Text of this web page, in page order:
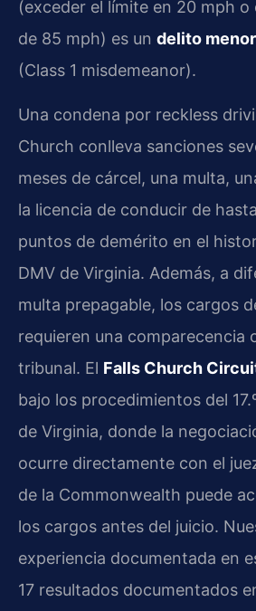
(exceder el límite en 20 mph o
de 85 mph) es un delito
(Class 1 misdemeanor).
Una condena por reckless
Church conlleva sanciones
meses de cárcel, una multa,
la licencia de conducir de
puntos de demérito en el
DMV de Virginia. Además, a
multa prepagable, los cargos
requieren una comparecencia
tribunal. El Falls Church
bajo los procedimientos del
de Virginia, donde la
ocurre directamente con el
de la Commonwealth puede
los cargos antes del juicio.
experiencia documentada en
17 resultados documentados